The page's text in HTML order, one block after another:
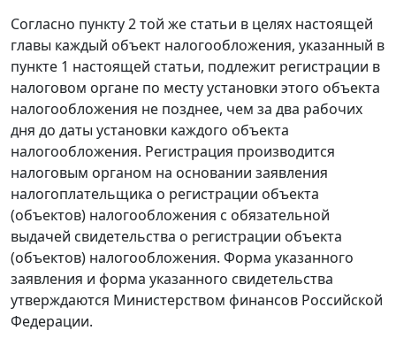
Согласно пункту 2той же статьи в целях настоящей
главы каждый объект налогообложения, указанный в
пункте 1 настоящей статьи, подлежит регистрации в
налоговом органе по месту установки этого объекта
налогообложения не позднее, чем за два рабочих
дня до даты установки каждого объекта
налогообложения. Регистрация производится
налоговым органом на основании заявления
налогоплательщика о регистрации объекта
(объектов) налогообложения с обязательной
выдачей свидетельства о регистрации объекта
(объектов) налогообложения. Форма указанного
заявления и форма указанного свидетельства
утверждаются Министерством финансов Российской
Федерации.